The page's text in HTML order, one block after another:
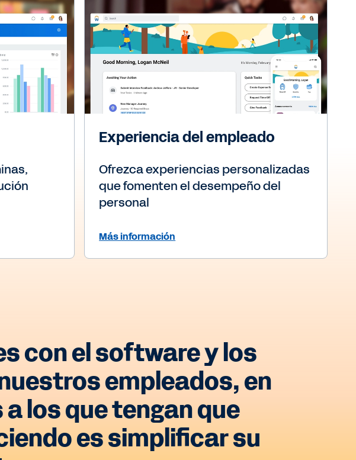
Experiencia del empleado
Ofrezca experiencias personalizadas
que fomenten el desempeño del
personal
Más información
con el software y los
empleados, en
los que tengan que
es simplificar su